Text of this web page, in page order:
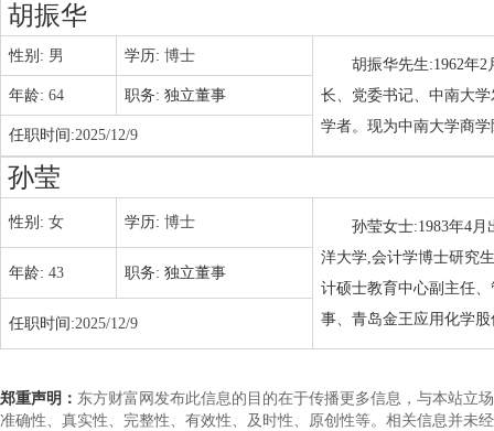
胡振华
性别: 男 学历: 博士
胡振华先生:1962年
长、党委书记、中南大
学者。现为中南大学商
年龄: 64 职务: 独立董事
任职时间:2025/12/9
孙莹
性别: 女 学历: 博士
孙莹女士:1983年4
洋大学,会计学博士研究
计硕士教育中心副主任
事、青岛金王应用化学
年龄: 43 职务: 独立董事
任职时间:2025/12/9
郑重声明： 东方财富网发布此信息的目的在于传播更多信息，与本站立
准确性、真实性、完整性、有效性、及时性、原创性等。相关信息并未